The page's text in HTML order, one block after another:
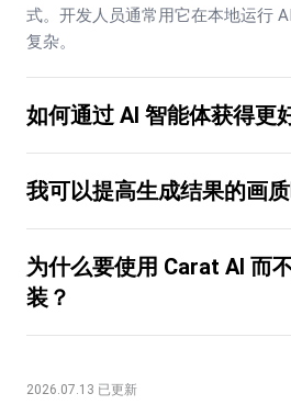
式。开发人员通常用它在本地运行
复杂。
如何通过 AI 智能体获得更
我可以提高生成结果的画
为什么要使用 Carat AI 而
装？
2026.07.13 已更新